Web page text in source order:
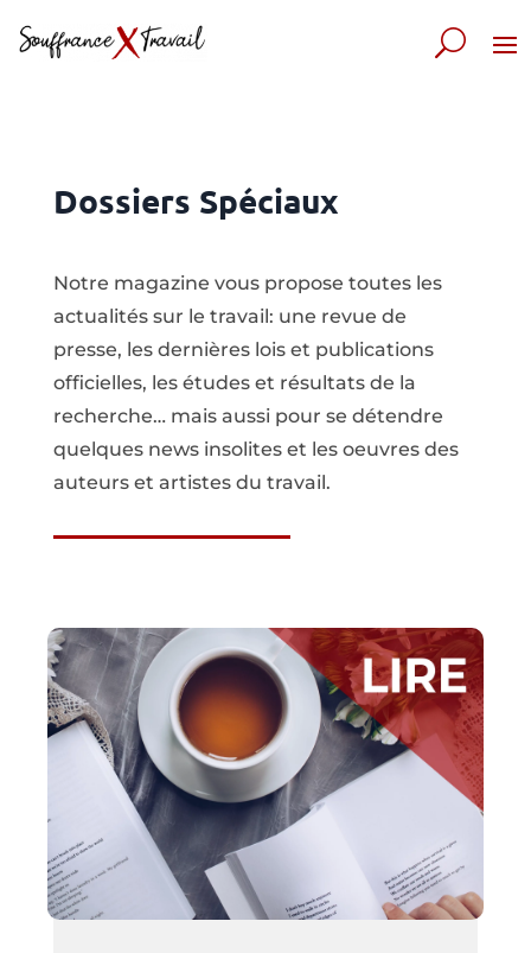
Dossiers Spéciaux
Notre magazine vous propose toutes les
actualités sur le travail: une revue de
presse, les dernières lois et publications
officielles, les études et résultats de la
recherche… mais aussi pour se détendre
quelques news insolites et les oeuvres des
auteurs et artistes du travail.